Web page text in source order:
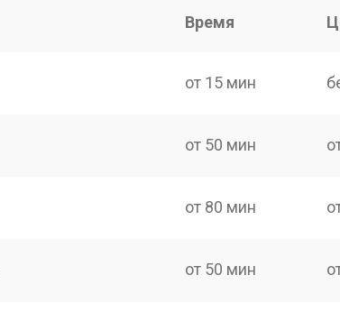
Время
от 15 мин
от 50 мин
от 80 мин
от 50 мин